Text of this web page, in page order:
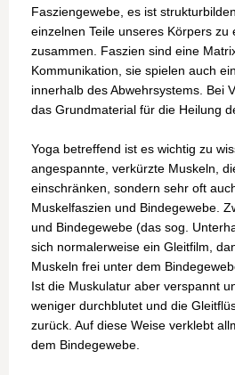
Fasziengewebe, es ist
einzelnen Teile unseres Körpers zu
zusammen. Faszien sind eine
Kommunikation, sie spielen auch
innerhalb des Abwehrsystems. Bei
das Grundmaterial für die Heilung
Yoga betreffend ist es wichtig zu
angespannte, verkürzte Muskeln,
einschränken, sondern sehr oft
Muskelfaszien und Bindegewebe.
und Bindegewebe (das sog.
sich normalerweise ein Gleitfilm,
Muskeln frei unter dem
Ist die Muskulatur aber verspannt
weniger durchblutet und die
zurück. Auf diese Weise verklebt
dem Bindegewebe.